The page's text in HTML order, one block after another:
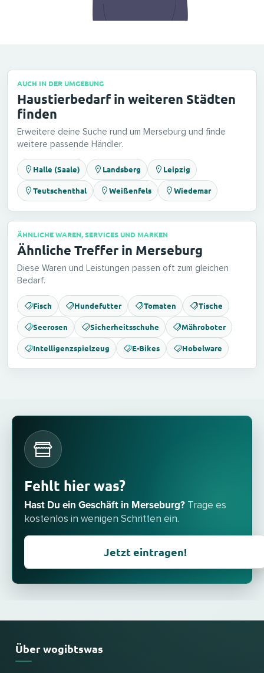
AUCH IN DER UMGEBUNG
Haustierbedarf in weiteren Städten
finden
Erweitere deine Suche rund um Merseburg und finde
weitere passende Händler.
Halle (Saale) Landsberg Leipzig
Teutschenthal Weißenfels Wiedemar
ÄHNLICHE WAREN, SERVICES UND MARKEN
Ähnliche Treffer in Merseburg
Diese Waren und Leistungen passen oft zum gleichen
Bedarf.
Fisch Hundefutter Tomaten Tische
Seerosen Sicherheitsschuhe Mähroboter
Intelligenzspielzeug E-Bikes Hobelware
Fehlt hier was?
Hast Du ein Geschäft in Merseburg? Trage es
kostenlos in wenigen Schritten ein.
Jetzt eintragen!
Über wogibtswas